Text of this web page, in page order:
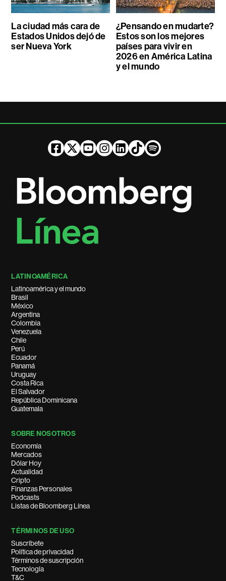
La ciudad más cara de
Estados Unidos dejó de
ser Nueva York
¿Pensando en mudarte?
Estos son los mejores
países para vivir en
2026 en América Latina
y el mundo
LATINOAMÉRICA
Latinoamérica y el mundo
Brasil
México
Argentina
Colombia
Venezuela
Chile
Perú
Ecuador
Panamá
Uruguay
Costa Rica
El Salvador
República Dominicana
Guatemala
SOBRE NOSOTROS
Economía
Mercados
Dólar Hoy
Actualidad
Cripto
Finanzas Personales
Podcasts
Listas de Bloomberg Línea
TÉRMINOS DE USO
Suscríbete
Política de privacidad
Términos de suscripción
Tecnología
T&C